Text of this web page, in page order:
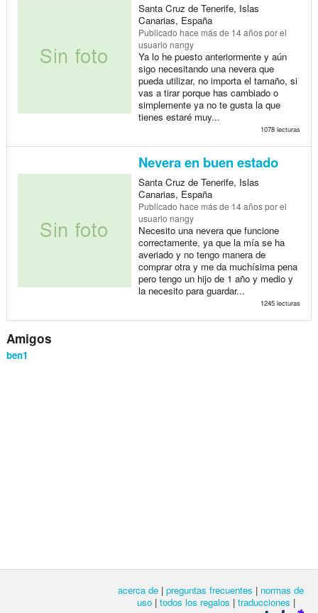
Santa Cruz de Tenerife, Islas
Canarias, España
Publicado hace más de 14 añospor el
usuario nangy
Ya lo he puesto anteriormente y aún
sigo necesitando una nevera que
pueda utilizar, no importa el tamaño, si
vas a tirar porque has cambiado o
simplemente ya no te gusta la que
tienes estaré muy...
1078 lecturas
Nevera en buen estado
Santa Cruz de Tenerife, Islas
Canarias, España
Publicado hace más de 14 añospor el
usuario nangy
Necesito una nevera que funcione
correctamente, ya que la mía se ha
averiado y no tengo manera de
comprar otra y me da muchísima pena
pero tengo un hijo de 1 año y medio y
la necesito para guardar...
1245 lecturas
Amigos
ben1
acerca de | preguntas frecuentes | normas de
uso | todos los regalos | traducciones |